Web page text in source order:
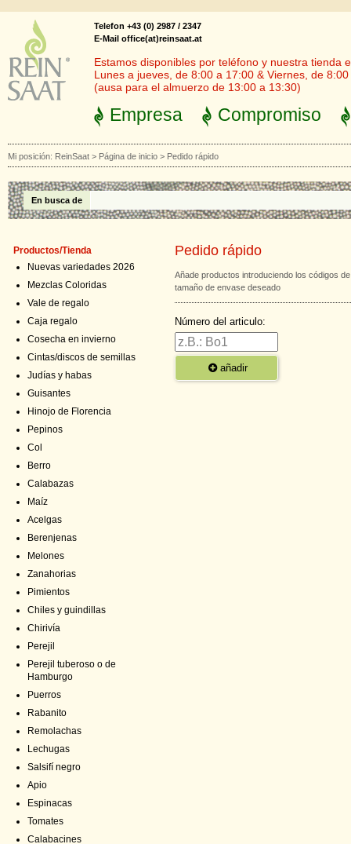
Telefon +43 (0) 2987 / 2347
E-Mail office(at)reinsaat.at
Estamos disponibles por teléfono y nuestra tienda
Lunes a jueves, de 8:00 a 17:00 & Viernes, de
(ausa para el almuerzo de 13:00 a 13:30)
Empresa Compromiso
Mi posición: ReinSaat > Página de inicio > Pedido rápido
En busca de
Productos/Tienda
Nuevas variedades 2026
Mezclas Coloridas
Vale de regalo
Caja regalo
Cosecha en invierno
Cintas/discos de semillas
Judías y habas
Guisantes
Hinojo de Florencia
Pepinos
Col
Berro
Calabazas
Maíz
Acelgas
Berenjenas
Melones
Zanahorias
Pimientos
Chiles y guindillas
Chirivía
Perejil
Perejil tuberoso o de
Hamburgo
Puerros
Rabanito
Remolachas
Lechugas
Salsifí negro
Apio
Espinacas
Tomates
Calabacines
Pedido rápido
Añade productos introduciendo los códigos
tamaño de envase deseado
Número del articulo:
añadir